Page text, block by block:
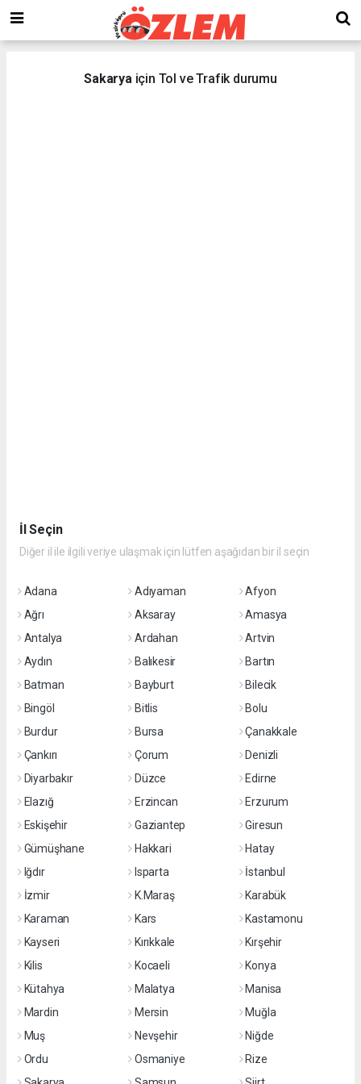
Sakarya için Tol ve Trafik durumu
İl Seçin
Diğer il ile ilgili veriye ulaşmak için lütfen aşağıdan bir il seçin
Adana Adıyaman
Afyon
Ağrı
Aksaray
Amasya
Antalya
Ardahan
Artvin
Aydın
Balıkesir
Bartın
Batman
Bayburt
Bilecik
Bingöl
Bitlis
Bolu
Burdur
Bursa
Çanakkale
Çankırı
Çorum
Denizli
Diyarbakır
Düzce
Edirne
Elazığ
Erzincan
Erzurum
Eskişehir
Gaziantep
Giresun
Gümüşhane
Hakkari
Hatay
Iğdır
Isparta
İstanbul
İzmir
K.Maraş
Karabük
Karaman
Kars
Kastamonu
Kayseri
Kırıkkale
Kırşehir
Kilis
Kocaeli
Konya
Kütahya
Malatya
Manisa
Mardin
Mersin
Muğla
Muş
Nevşehir
Niğde
Ordu
Osmaniye
Rize